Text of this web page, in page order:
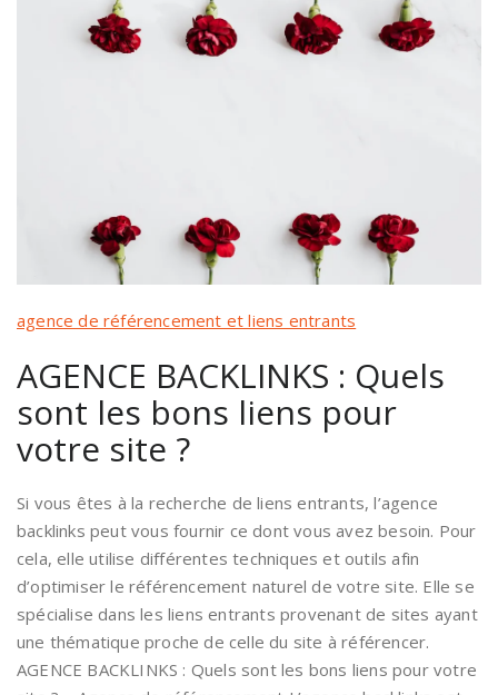
agence de référencement et liens entrants
AGENCE BACKLINKS : Quels
sont les bons liens pour
votre site ?
Si vous êtes à la recherche de liens entrants, l’agence
backlinks peut vous fournir ce dont vous avez besoin. Pour
cela, elle utilise différentes techniques et outils afin
d’optimiser le référencement naturel de votre site. Elle se
spécialise dans les liens entrants provenant de sites ayant
une thématique proche de celle du site à référencer.
AGENCE BACKLINKS : Quels sont les bons liens pour votre